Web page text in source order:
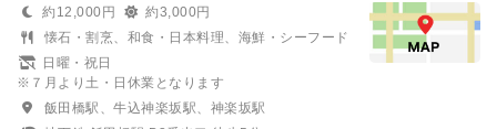
約12,000円
約3,000円
懐石・割烹、和食・日本料理、海鮮・シーフード
日曜・祝日
※７月より土・日休業となります
飯田橋駅、牛込神楽坂駅、神楽坂駅